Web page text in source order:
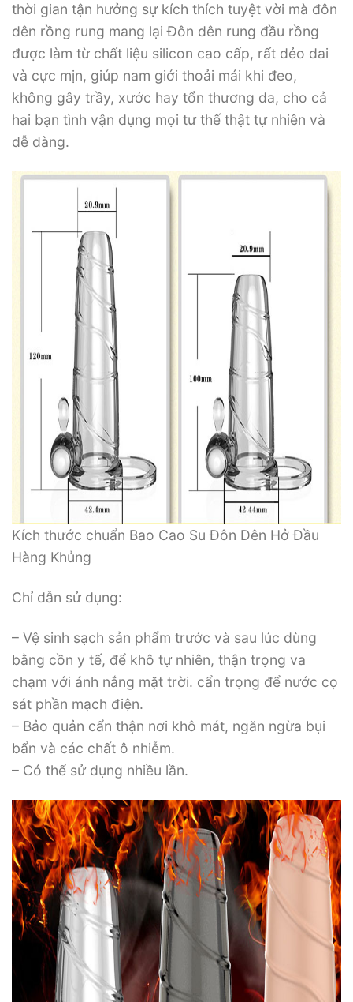
thời gian tận hưởng sự kích thích tuyệt vời mà đôn
dên rồng rung mang lại Đôn dên rung đầu rồng
được làm từ chất liệu silicon cao cấp, rất dẻo dai
và cực mịn, giúp nam giới thoải mái khi đeo,
không gây trầy, xước hay tổn thương da, cho cả
hai bạn tình vận dụng mọi tư thế thật tự nhiên và
dễ dàng.
Kích thước chuẩn Bao Cao Su Đôn Dên Hở Đầu
Hàng Khủng
Chỉ dẫn sử dụng:
– Vệ sinh sạch sản phẩm trước và sau lúc dùng
bằng cồn y tế, để khô tự nhiên, thận trọng va
chạm với ánh nắng mặt trời. cẩn trọng để nước cọ
sát phần mạch điện.
– Bảo quản cẩn thận nơi khô mát, ngăn ngừa bụi
bẩn và các chất ô nhiễm.
– Có thể sử dụng nhiều lần.